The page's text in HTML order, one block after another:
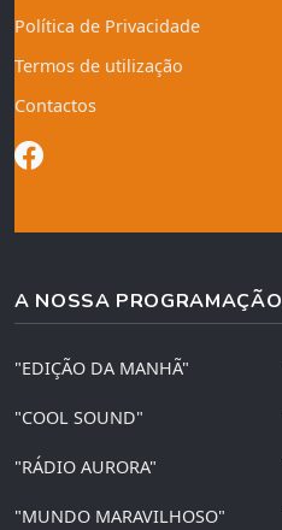
Política de Privacidade
Termos de utilização
Contactos
A NOSSA PROGRAMAÇÃO
"EDIÇÃO DA MANHÃ"
"COOL SOUND"
"RÁDIO AURORA"
"MUNDO MARAVILHOSO"